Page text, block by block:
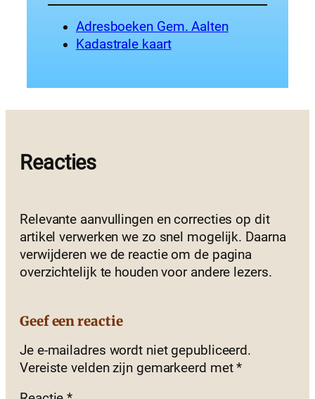
Adresboeken Gem. Aalten
Kadastrale kaart
Reacties
Relevante aanvullingen en correcties op dit
artikel verwerken we zo snel mogelijk. Daarna
verwijderen we de reactie om de pagina
overzichtelijk te houden voor andere lezers.
Geef een reactie
Je e-mailadres wordt niet gepubliceerd.
Vereiste velden zijn gemarkeerd met*